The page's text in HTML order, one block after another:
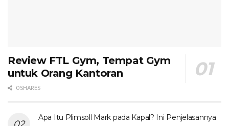
Review FTL Gym, Tempat Gym
untuk Orang Kantoran
0 SHARES
Apa Itu Plimsoll Mark pada Kapal? Ini Penjelasannya